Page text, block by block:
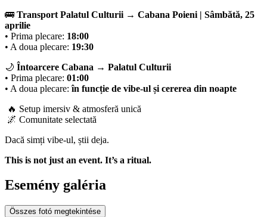
🚌 Transport Palatul Culturii → Cabana Poieni | Sâmbătă, 25
aprilie
• Prima plecare: 18:00
• A doua plecare: 19:30
🌙 Întoarcere Cabana → Palatul Culturii
• Prima plecare: 01:00
• A doua plecare:în funcție de vibe-ul și cererea din noapte
🔥 Setup imersiv & atmosferă unică
🌌 Comunitate selectată
Dacă simți vibe-ul, știi deja.
This is not just an event. It’s a ritual.
Esemény galéria
Összes fotó megtekintése